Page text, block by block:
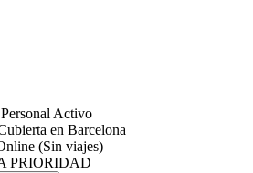
Activo
en Barcelona
(Sin viajes)
PRIORIDAD